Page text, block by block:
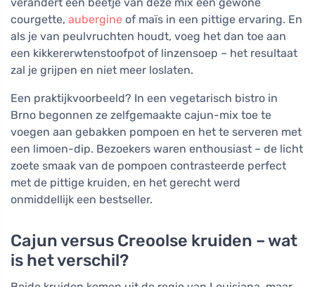
courgette, aubergine of maïs in een pittige ervaring. En
als je van peulvruchten houdt, voeg het dan toe aan
een kikkererwtenstoofpot of linzensoep – het resultaat
zal je grijpen en niet meer loslaten.
Een praktijkvoorbeeld? In een vegetarisch bistro in
Brno begonnen ze zelfgemaakte cajun-mix toe te
voegen aan gebakken pompoen en het te serveren met
een limoen-dip. Bezoekers waren enthousiast – de licht
zoete smaak van de pompoen contrasteerde perfect
met de pittige kruiden, en het gerecht werd
onmiddellijk een bestseller.
Cajun versus Creoolse kruiden – wat
is het verschil?